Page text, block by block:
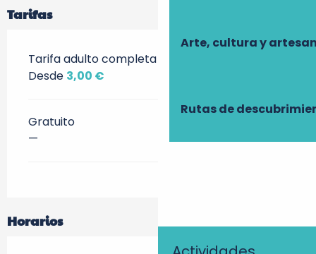
Arte, cultura y
Rutas de
Tarifas
Tarifa adulto completa
Desde 3,00 €
Gratuito
—
Horarios